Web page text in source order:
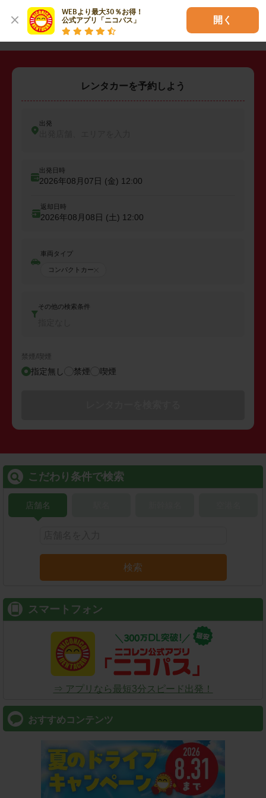
WEBより最大30％お得！
公式アプリ「ニコパス」
開く
・ 糟屋郡粕屋町
レンタカーを予約しよう
出発
出発日時
2026年08月07日 (金) 12:00
返却日時
2026年08月08日 (土) 12:00
車両タイプ
コンパクトカー
その他の検索条件
禁煙/喫煙
指定無し 禁煙 喫煙
こだわり条件で検索
店舗名
検索
スマートフォン
⇒ アプリなら最短3分スピード出発！
おすすめコンテンツ